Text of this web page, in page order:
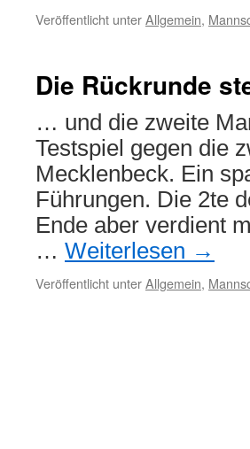
Veröffentlicht unterAllgemein,
Die Rückrunde
… und die zweite
Testspiel gegen die
Mecklenbeck. Ein
Führungen. Die 2te
Ende aber verdient
… Weiterlesen →
Veröffentlicht unterAllgemein,